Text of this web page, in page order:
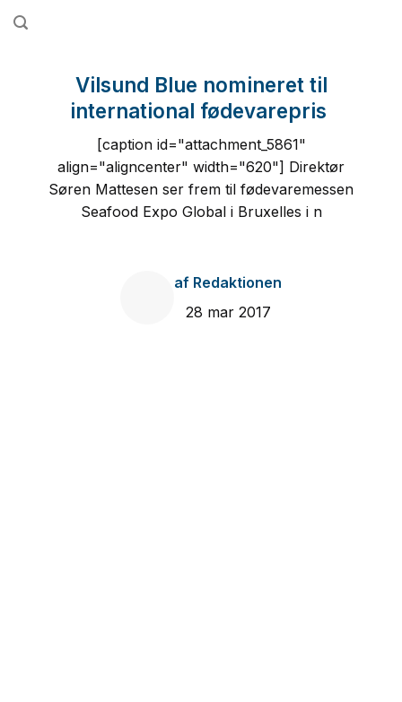
Fortsæt
Vilsund Blue nomineret til
international fødevarepris
[caption id="attachment_5861"
align="aligncenter" width="620"] Direktør
Søren Mattesen ser frem til fødevaremessen
Seafood Expo Global i Bruxelles i n
af Redaktionen
28 mar 2017